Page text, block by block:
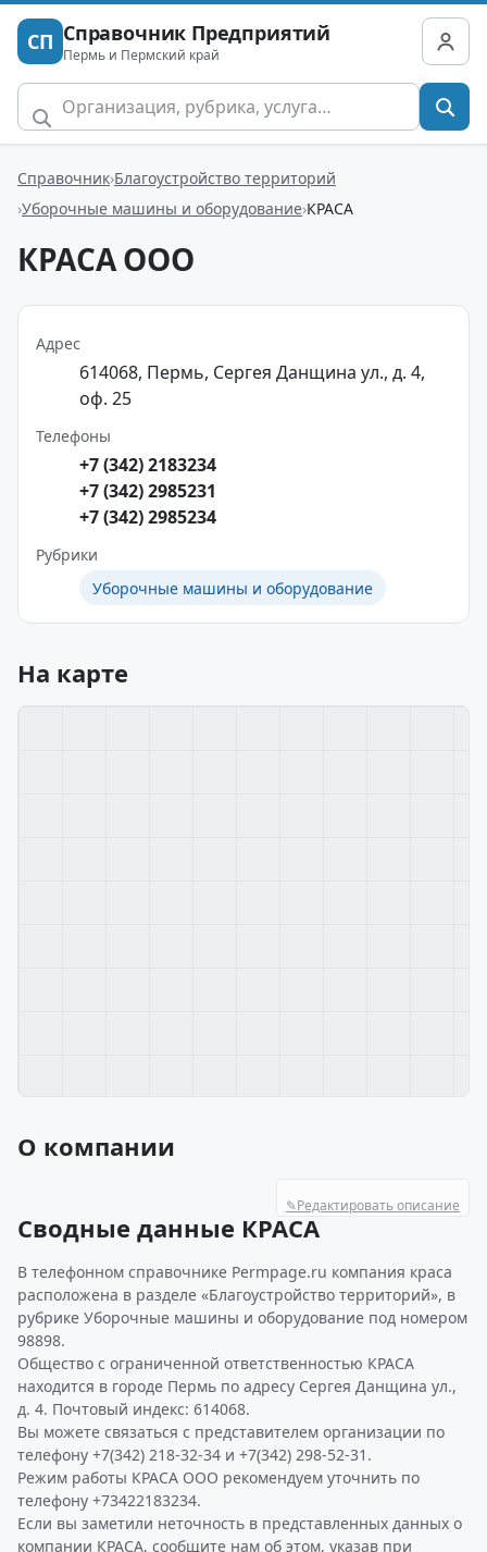
СП Справочник Предприятий
Пермь и Пермский край
Справочник Благоустройство территорий
Уборочные машины и оборудование КРАСА
КРАСА ООО
Адрес
614068, Пермь, Сергея Данщина ул., д. 4,
оф. 25
Телефоны
+7 (342) 2183234
+7 (342) 2985231
+7 (342) 2985234
Рубрики
Уборочные машины и оборудование
На карте
О компании
✎Редактировать описание
Сводные данные КРАСА
В телефонном справочнике Permpage.ru компания краса
расположена в разделе «Благоустройство территорий», в
рубрике Уборочные машины и оборудование под номером
98898.
Общество с ограниченной ответственностью КРАСА
находится в городе Пермь по адресу Сергея Данщина ул.,
д. 4. Почтовый индекс: 614068.
Вы можете связаться с представителем организации по
телефону +7(342) 218-32-34 и +7(342) 298-52-31.
Режим работы КРАСА ООО рекомендуем уточнить по
телефону +73422183234.
Если вы заметили неточность в представленных данных о
компании КРАСА, сообщите нам об этом, указав при